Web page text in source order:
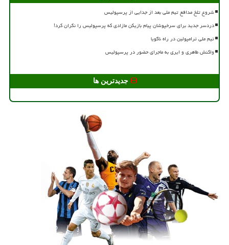
شروع تلخ مدافع تیم ملی بعد از جدایی از پرسپولیس
دردسر جدید برای سرخپوشان پیام بازیکن مازادی که پرسپولیس را نگران کرد!
تیم ملی ترامپولین در راه ناگویا
واکنش طاهری و ایری به ماجرای حضور در پرسپولیس
جدیدترین ها